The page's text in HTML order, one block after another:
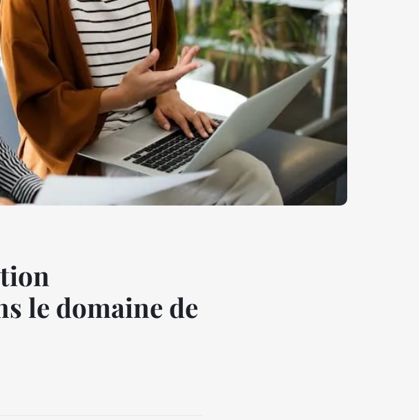
le domaine de